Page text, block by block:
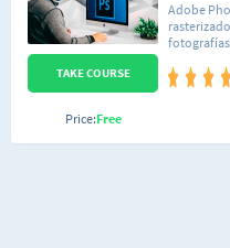
Adobe
interesado
TAKE COURSE
Price:Free